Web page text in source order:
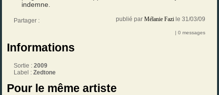
indemne.
Partager : publié par Mélanie Fazi le 31/03/09
| 0 messages
Informations
Sortie :2009
Label :Zedtone
Pour le même artiste